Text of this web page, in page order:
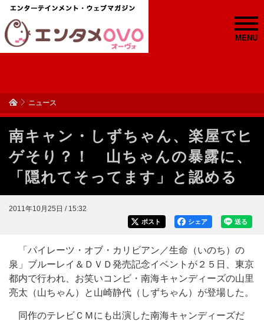
MENU
ニュース
南キャン・しずちゃん、楽屋でヒ
ゲそり？！ 山ちゃんの暴露に、
「隠れてそってます」と認める
2011年10月25日 / 15:32
送る
シェア
ポスト
「パイレーツ・オブ・カリビアン／生命（いのち）の
泉」ブルーレイ＆ＤＶＤ発売記念イベントが２５日、東京
都内で行われ、お笑いコンビ・南海キャンディーズの山里
亮太（山ちゃん）と山崎静代（しずちゃん）が登場した。
同作のテレビＣＭにも出演した南海キャンディーズだ